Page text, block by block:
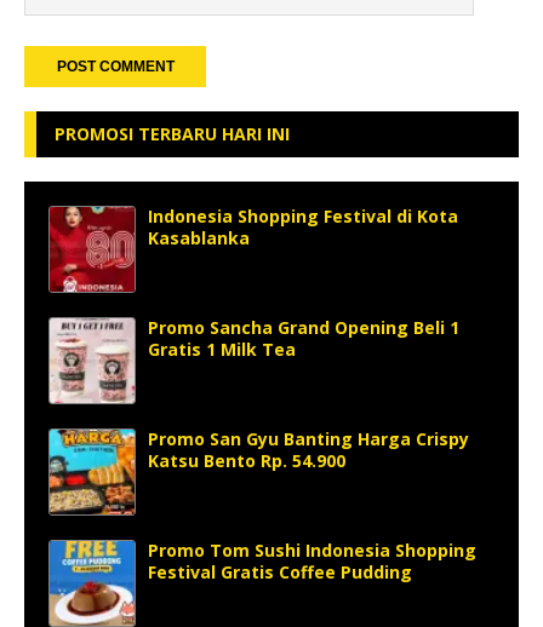
PROMOSI TERBARU HARI INI
Indonesia Shopping Festival di Kota
Kasablanka
Promo Sancha Grand Opening Beli 1
Gratis 1 Milk Tea
Promo San Gyu Banting Harga Crispy
Katsu Bento Rp. 54.900
Promo Tom Sushi Indonesia Shopping
Festival Gratis Coffee Pudding